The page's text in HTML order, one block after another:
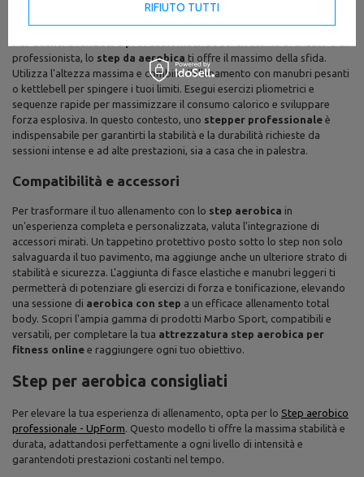
l'allenamento dinamico e stimolante.
professionista, lo step da aerobica ti offre il massimo della sfida.
Utilizza l'altezza massima e combina l'allenamento con manubri pesanti
o kettlebell per spingere i tuoi limiti. Esegui esercizi pliometrici e
sequenze rapide per massimizzare il consumo calorico e sviluppare
forza esplosiva. In questo contesto, uno stepper professionale è
indispensabile per garantirti la stabilità e la durabilità richieste da
sessioni intense e ad alte prestazioni, sia a casa che in palestra.
Compatibilità e accessori
Per trasformare il tuo allenamento con lo step aerobica in
un'esperienza completa e personalizzata, valuta l'integrazione di
accessori mirati. Un tappetino protettivo posto sotto lo step non solo
salvaguarda il tuo pavimento, ma aggiunge anche un ulteriore strato di
stabilità e sicurezza. L'aggiunta di fasce elastiche e manubri leggeri ti
permetterà di potenziare gli esercizi di forza e tonificazione, elevando
una sessione di aerobica con step a un efficace allenamento total
body. Scopri l'ampia gamma di prodotti Marbo Sport, compatibili e
versatili, per completare la tua attrezzatura step aerobica per
fitness online e raggiungere ogni tuo obiettivo.
Step per aerobica consigliati
Per elevare la tua esperienza di allenamento, opta per lo Step aerobico
professionale - UpForm. Questo modello ti offre la massima stabilità e
durata, adattandosi perfettamente a ogni livello di intensità e
garantendoti prestazioni costanti nel tempo.
RIFIUTO TUTTI